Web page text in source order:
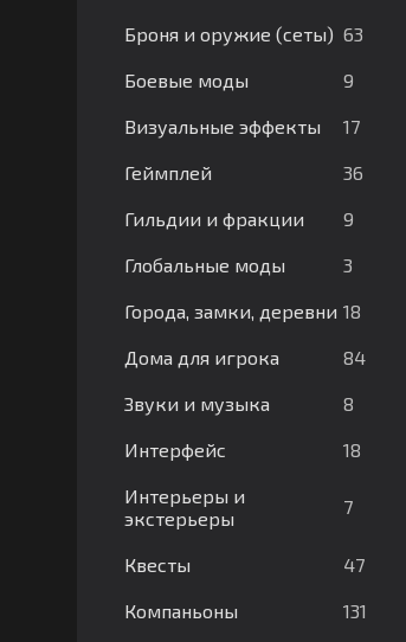
Броня и оружие (сеты) 63
Боевые моды 9
Визуальные эффекты 17
Геймплей 36
Гильдии и фракции 9
Глобальные моды 3
Города, замки, деревни 18
Дома для игрока 84
Звуки и музыка 8
Интерфейс 18
Интерьеры и
экстерьеры
7
Квесты 47
Компаньоны 131